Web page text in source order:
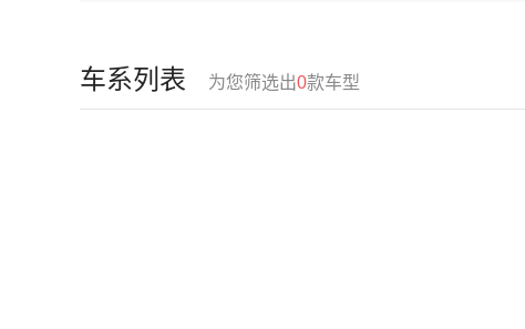
车系列表 为您筛选出0款车型